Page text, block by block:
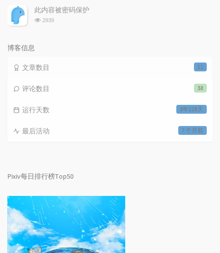
次
数:
此内容被密码保护
浏
2939
博客信息
11
文章数目
38
评论数目
3年128天
运行天数
7 个月前
最后活动
Pixiv每日排行榜Top50